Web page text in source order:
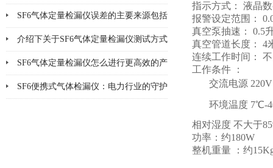
更换
SF6气体定量检漏仪误差的主要来源包括
哪8个方面
介绍下关于SF6气体定量检漏仪测试方式
的优缺点
SF6气体定量检漏仪怎么进行更高效的产
品检漏?
SF6便携式气体检漏仪：电力行业的守护
指示方式： 液晶
报警设定范围：
真空泵抽速： 0.5
真空管道长度： 4
连续工作时间：
工作条件 ：
交流电源
环境温度 7℃-
相对湿度 不大于
功率：约180W
整机重量 ：约